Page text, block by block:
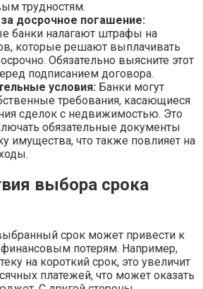
трудностям.
досрочное погашение:
банки налагают штрафы на
которые решают выплачивать
Обязательно выясните этот
подписанием договора.
условия: Банки могут
требования, касающиеся
сделок с недвижимостью. Это
обязательные документы
имущества, что также повлияет на
выбора срока
срок может привести к
потерям. Например,
на короткий срок, это увеличит
платежей, что может оказать